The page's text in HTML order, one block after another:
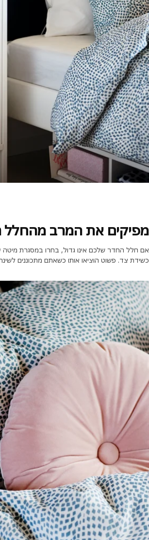
מפיקים את המרב מהחלל
אם חלל החדר שלכם אינו גדול, בחרו במסגרת
כשידת צד. פשוט הוציאו אותו כשאתם מתכוננים